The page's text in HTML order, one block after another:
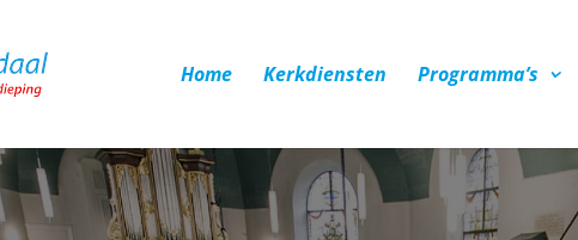
Home Kerkdiensten Programma’s